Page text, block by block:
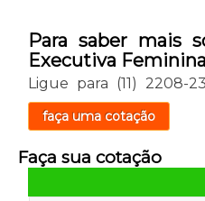
Para saber mais
Executiva
Ligue para (11) 2208-
faça uma cotação
Faça sua cotação